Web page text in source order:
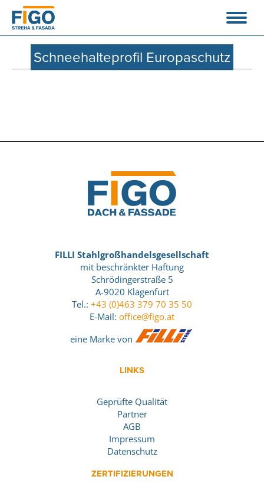
Schneehalteprofil Europaschutz
FILLI Stahlgroßhandelsgesellschaft
mit beschränkter Haftung
Schrödingerstraße 5
A-9020 Klagenfurt
Tel.: +43 (0)463 379 70 35 50
E-Mail: office@figo.at
eine Marke von
LINKS
Geprüfte Qualität
Partner
AGB
Impressum
Datenschutz
ZERTIFIZIERUNGEN